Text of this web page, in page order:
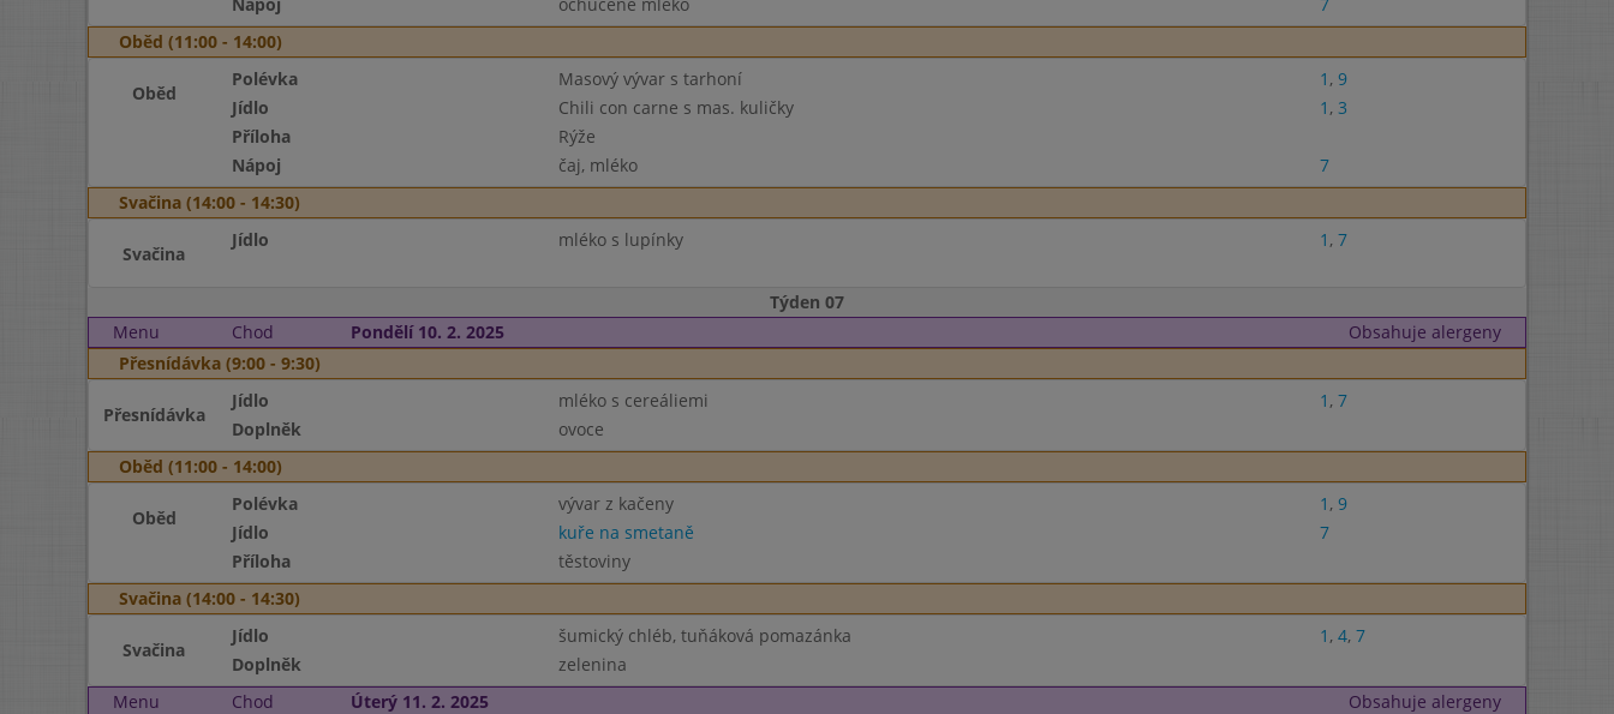
Oběd (11:00 - 14:00)
Oběd
Polévka Masový vývar s tarhoní 1 , 9
Jídlo
Chili con carne s mas. kuličky 1 , 3
Příloha
Rýže
Nápoj
čaj, mléko
7
Svačina (14:00 - 14:30)
Svačina
Jídlo mléko s lupínky 1 , 7
Týden 07
Menu
Chod Pondělí 10. 2. 2025
Obsahuje alergeny
Přesnídávka (9:00 - 9:30)
Přesnídávka
Jídlo mléko s cereáliemi 1 , 7
Doplněk
ovoce
Oběd (11:00 - 14:00)
Oběd
Polévka vývar z kačeny 1 , 9
Jídlo
kuře na smetaně
7
Příloha
těstoviny
Svačina (14:00 - 14:30)
Svačina
Jídlo šumický chléb, tuňáková pomazánka 1 , 4, 7
Doplněk
zelenina
Menu
Chod Úterý 11. 2. 2025
Obsahuje alergeny